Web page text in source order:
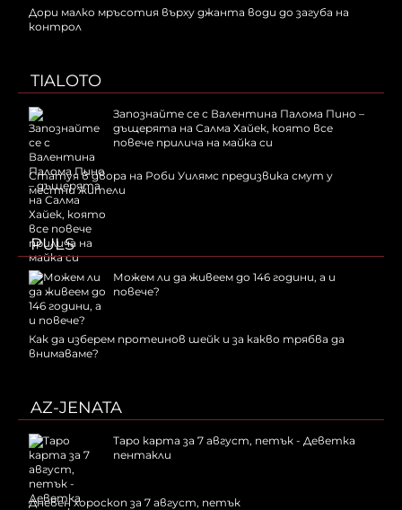
Дори малко мръсотия върху джанта води до загуба на
контрол
TIALOTO
Запознайте се с Валентина Палома Пино –
дъщерята на Салма Хайек, която все
повече прилича на майка си
Статуя в двора на Роби Уилямс предизвика смут у
местни жители
PULS
Можем ли да живеем до 146 години, а и
повече?
Как да изберем протеинов шейк и за какво трябва да
внимаваме?
AZ-JENATA
Таро карта за 7 август, петък - Деветка
пентакли
Дневен хороскоп за 7 август, петък